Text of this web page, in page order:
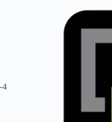
4